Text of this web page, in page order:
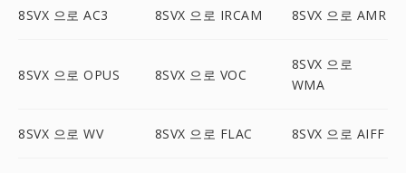
8SVX 으로 AC3 8SVX 으로 IRCAM 8SVX 으로 AMR
8SVX 으로 OPUS 8SVX 으로 VOC
8SVX 으로
WMA
8SVX 으로 WV 8SVX 으로 FLAC 8SVX 으로 AIFF